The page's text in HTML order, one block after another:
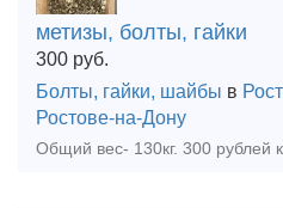
метизы, болты, гайки
300 руб.
Болты, гайки, шайбы в
Ростове-на-Дону
Общий вес- 130кг. 300 рублей